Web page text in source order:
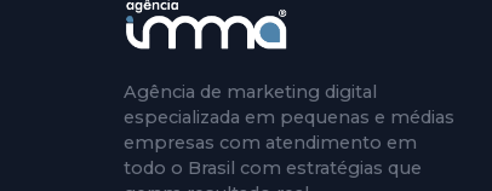
Agência de marketing digital
especializada em pequenas e médias
empresas com atendimento em
todo o Brasil com estratégias que